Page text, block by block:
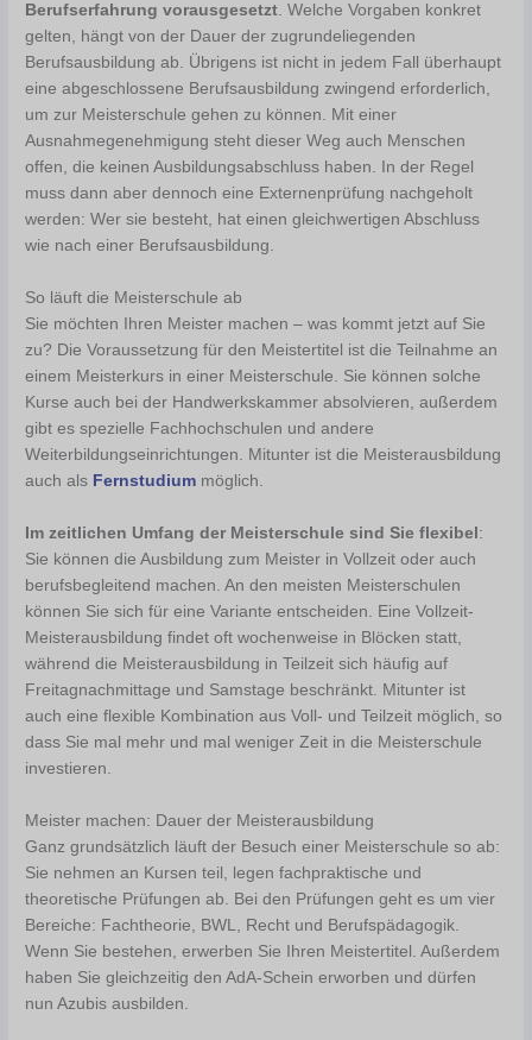
Berufserfahrung vorausgesetzt. Welche Vorgaben konkret
gelten, hängt von der Dauer der zugrundeliegenden
Berufsausbildung ab. Übrigens ist nicht in jedem Fall überhaupt
eine abgeschlossene Berufsausbildung zwingend erforderlich,
um zur Meisterschule gehen zu können. Mit einer
Ausnahmegenehmigung steht dieser Weg auch Menschen
offen, die keinen Ausbildungsabschluss haben. In der Regel
muss dann aber dennoch eine Externenprüfung nachgeholt
werden: Wer sie besteht, hat einen gleichwertigen Abschluss
wie nach einer Berufsausbildung.
So läuft die Meisterschule ab
Sie möchten Ihren Meister machen – was kommt jetzt auf Sie
zu? Die Voraussetzung für den Meistertitel ist die Teilnahme an
einem Meisterkurs in einer Meisterschule. Sie können solche
Kurse auch bei der Handwerkskammer absolvieren, außerdem
gibt es spezielle Fachhochschulen und andere
Weiterbildungseinrichtungen. Mitunter ist die Meisterausbildung
auch als Fernstudium möglich.
Im zeitlichen Umfang der Meisterschule sind Sie flexibel :
Sie können die Ausbildung zum Meister in Vollzeit oder auch
berufsbegleitend machen. An den meisten Meisterschulen
können Sie sich für eine Variante entscheiden. Eine Vollzeit-
Meisterausbildung findet oft wochenweise in Blöcken statt,
während die Meisterausbildung in Teilzeit sich häufig auf
Freitagnachmittage und Samstage beschränkt. Mitunter ist
auch eine flexible Kombination aus Voll- und Teilzeit möglich, so
dass Sie mal mehr und mal weniger Zeit in die Meisterschule
investieren.
Meister machen: Dauer der Meisterausbildung
Ganz grundsätzlich läuft der Besuch einer Meisterschule so ab:
Sie nehmen an Kursen teil, legen fachpraktische und
theoretische Prüfungen ab. Bei den Prüfungen geht es um vier
Bereiche: Fachtheorie, BWL, Recht und Berufspädagogik.
Wenn Sie bestehen, erwerben Sie Ihren Meistertitel. Außerdem
haben Sie gleichzeitig den AdA-Schein erworben und dürfen
nun Azubis ausbilden.